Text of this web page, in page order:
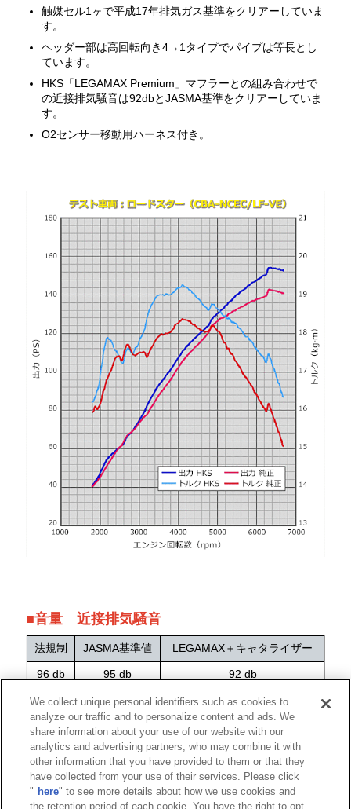
触媒セル1ヶで平成17年排気ガス基準をクリアーしていま
す。
ヘッダー部は高回転向き4→1タイプでパイプは等長とし
ています。
HKS「LEGAMAX Premium」マフラーとの組み合わせで
の近接排気騒音は92dbとJASMA基準をクリアーしていま
す。
O2センサー移動用ハーネス付き。
■音量 近接排気騒音
法規制 JASMA基準値 LEGAMAX＋キャタライザー
96 db 95 db 92 db
車種 類別 型式 エンジン 年式 パイプ径
ロードスター CBA- NCEC LF-VE 05/08 -08/11 φ65 - φ65
We collect unique personal identifiers such as cookies to
analyze our traffic and to personalize content and ads. We
share information about your use of our website with our
analytics and advertising partners, who may combine it with
other information that you have provided to them or that they
have collected from your use of their services. Please click
" here" to see more details about how we use cookies and
the retention period of each cookie. You have the right to opt